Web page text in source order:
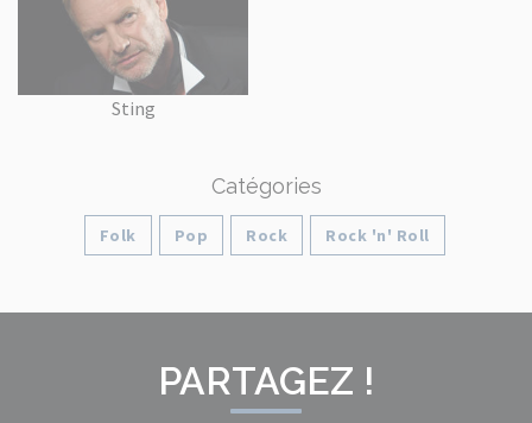
Sting
Catégories
Folk Pop Rock Rock 'n' Roll
PARTAGEZ !